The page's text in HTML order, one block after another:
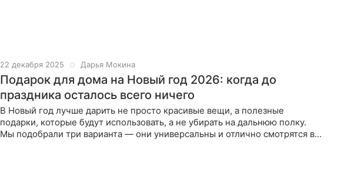
22 декабря 2025 Дарья Мокина
Подарок для дома на Новый год 2026: когда до
праздника осталось всего ничего
В Новый год лучше дарить не просто красивые вещи, а полезные
подарки, которые будут использовать, а не убирать на дальнюю полку.
Мы подобрали три варианта — они универсальны и отлично смотрятся в